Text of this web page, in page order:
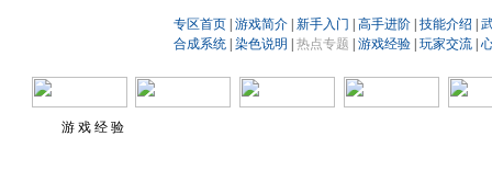
专区首页 游戏简介 新手入门 高手进阶 技能介绍
合成系统 染色说明 热点专题 游戏经验 玩家交流
游 戏 经 验